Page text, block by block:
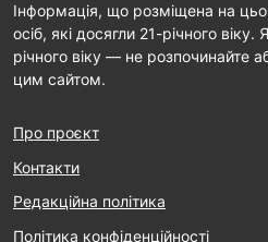
Інформація, що розміщена на
осіб, які досягли 21-річного
річного віку — не розпочинайте
цим сайтом.
Про проєкт
Контакти
Редакційна політика
Політика конфіденційності